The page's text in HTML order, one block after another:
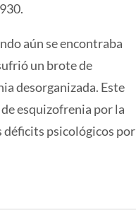
aún se encontraba
un brote de
desorganizada. Este
esquizofrenia por la
déficits psicológicos por